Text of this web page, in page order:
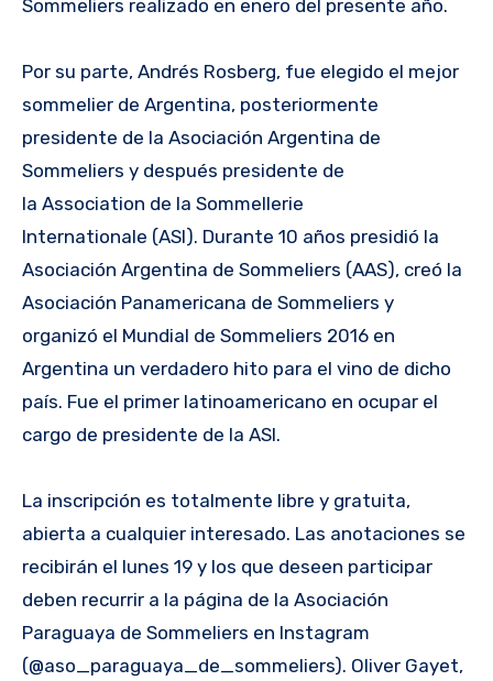
Sommeliers realizado en enero del presente año.
Por su parte, Andrés Rosberg, fue elegido el mejor
sommelier de Argentina, posteriormente
presidente de la Asociación Argentina de
Sommeliers y después presidente de
la Association de la Sommellerie
Internationale (ASI). Durante 10 años presidió la
Asociación Argentina de Sommeliers (AAS), creó la
Asociación Panamericana de Sommeliers y
organizó el Mundial de Sommeliers 2016 en
Argentina un verdadero hito para el vino de dicho
país. Fue el primer latinoamericano en ocupar el
cargo de presidente de la ASI.
La inscripción es totalmente libre y gratuita,
abierta a cualquier interesado. Las anotaciones se
recibirán el lunes 19 y los que deseen participar
deben recurrir a la página de la Asociación
Paraguaya de Sommeliers en Instagram
(@aso_paraguaya_de_sommeliers). Oliver Gayet,